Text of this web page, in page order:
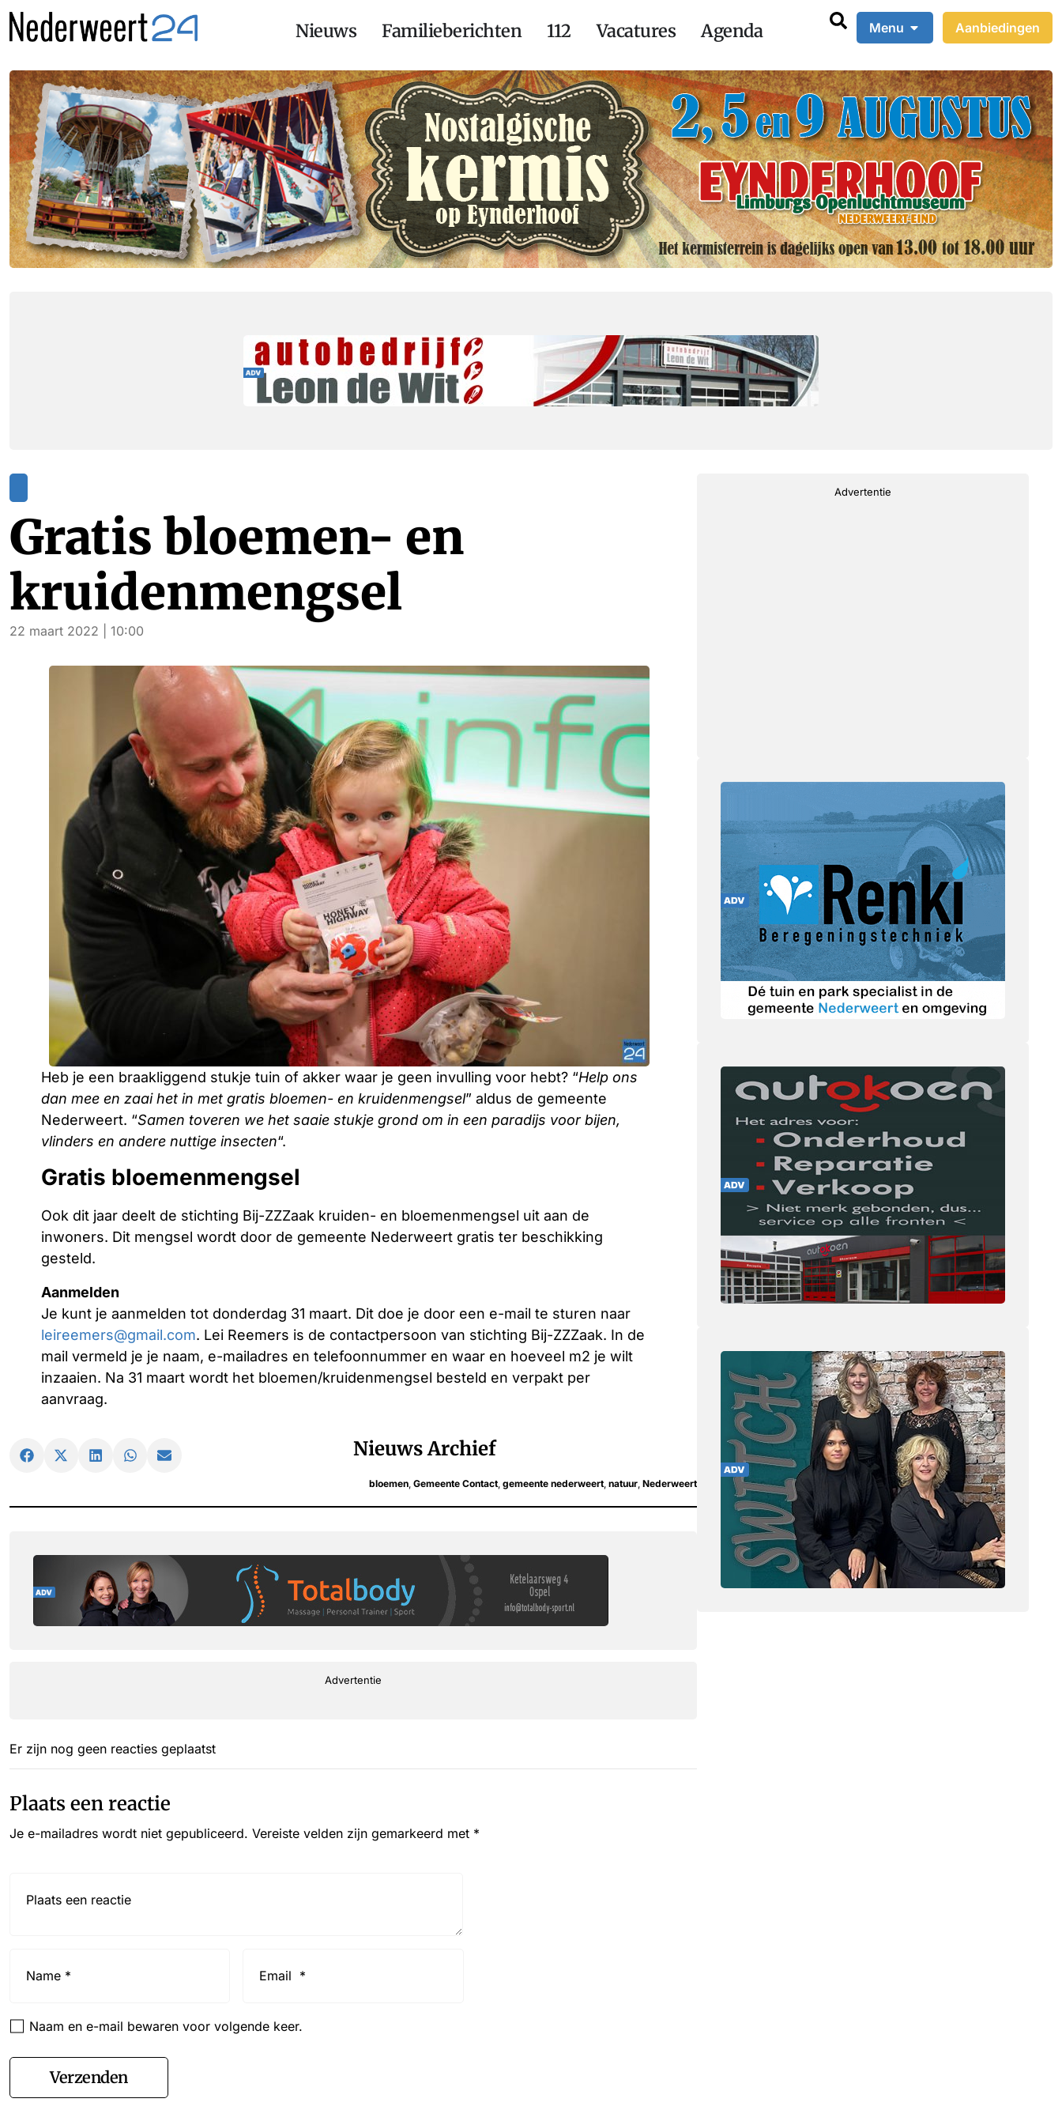
Nieuws Familieberichten 112 Vacatures Agenda Menu Aanbiedingen
Gratis bloemen- en
kruidenmengsel
22 maart 2022 | 10:00
Heb je een braakliggend stukje tuin of akker waar je geen invulling voor hebt? “Help ons
dan mee en zaai het in met gratis bloemen- en kruidenmengsel” aldus de gemeente
Nederweert. “Samen toveren we het saaie stukje grond om in een paradijs voor bijen,
vlinders en andere nuttige insecten“.
Gratis bloemenmengsel
Ook dit jaar deelt de stichting Bij-ZZZaak kruiden- en bloemenmengsel uit aan de
inwoners. Dit mengsel wordt door de gemeente Nederweert gratis ter beschikking
gesteld.
Aanmelden
Je kunt je aanmelden tot donderdag 31 maart. Dit doe je door een e-mail te sturen naar
leireemers@gmail.com. Lei Reemers is de contactpersoon van stichting Bij-ZZZaak. In de
mail vermeld je je naam, e-mailadres en telefoonnummer en waar en hoeveel m2 je wilt
inzaaien. Na 31 maart wordt het bloemen/kruidenmengsel besteld en verpakt per
aanvraag.
Nieuws Archief
bloemen Gemeente Contact gemeente nederweert natuur Nederweert
Advertentie
Er zijn nog geen reacties geplaatst
Plaats een reactie
Je e-mailadres wordt niet gepubliceerd. Vereiste velden zijn gemarkeerd met *
Naam en e-mail bewaren voor volgende keer.
Verzenden
Advertentie